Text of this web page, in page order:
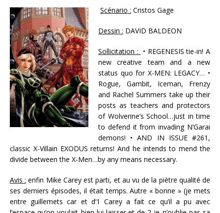
Scénario : Cristos Gage
Dessin : DAVID BALDEON
Sollicitation : • REGENESIS tie-in! A
new creative team and a new
status quo for X-MEN: LEGACY… •
Rogue, Gambit, Iceman, Frenzy
and Rachel Summers take up their
posts as teachers and protectors
of Wolverine’s School…just in time
to defend it from invading N’Garai
demons! • AND IN ISSUE #261,
classic X-Villain EXODUS returns! And he intends to mend the
divide between the X-Men…by any means necessary.
Avis : enfin Mike Carey est parti, et au vu de la piètre qualité de
ses derniers épisodes, il était temps. Autre « bonne » (je mets
entre guillemets car et d’1 Carey a fait ce qu’il a pu avec